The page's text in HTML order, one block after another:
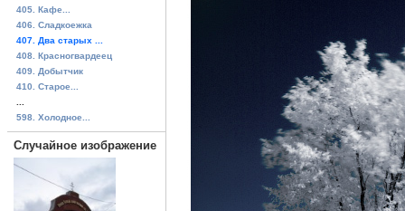
405. Кафе...
406. Сладкоежка
407. Два старых ...
408. Красногвардеец
409. Добытчик
410. Старое...
598. Холодное...
Случайное изображение